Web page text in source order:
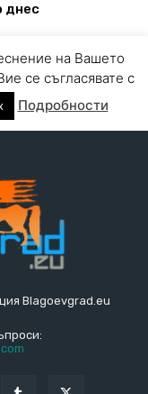
Blagoevgrad.eu